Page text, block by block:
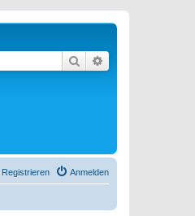
Suche
Anmelden
Registrieren